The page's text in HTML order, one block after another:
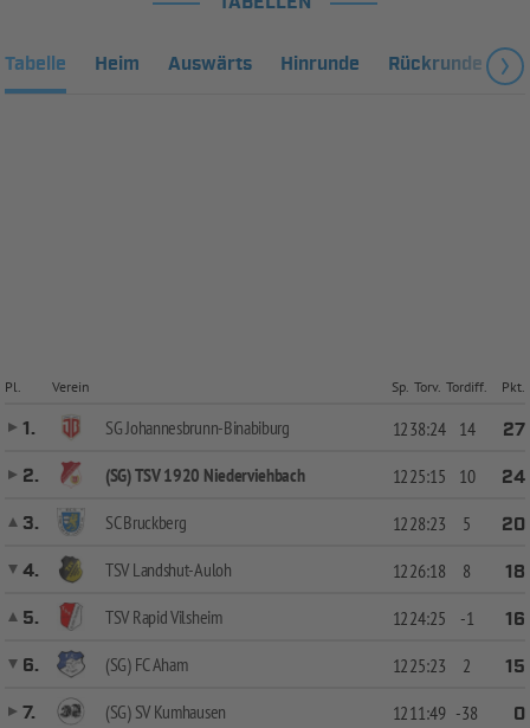
Tabelle Heim Auswärts Hinrunde Rückrunde
Pl. Verein Sp. Torv. Tordiff. Pkt.
1. SG Johannesbrunn-Binabiburg 1238:24 14
27
2.
(SG) TSV 1920 Niederviehbach 1225:15 10
24
3.
SC Bruckberg 1228:23 5
20
4.
TSV Landshut-Auloh 1226:18 8
18
5.
TSV Rapid Vilsheim 1224:25 -1
16
6.
(SG) FC Aham 1225:23 2
15
7.
(SG) SV Kumhausen 1211:49 -38
0